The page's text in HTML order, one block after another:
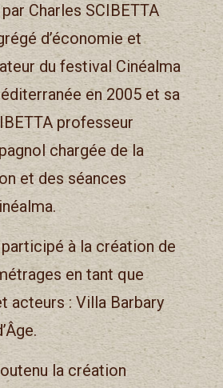
Charles SCIBETTA
d’économie et
du festival Cinéalma
en 2005 et sa
professeur
chargée de la
et des séances
à la création de
en tant que
acteurs : Villa Barbary
la création